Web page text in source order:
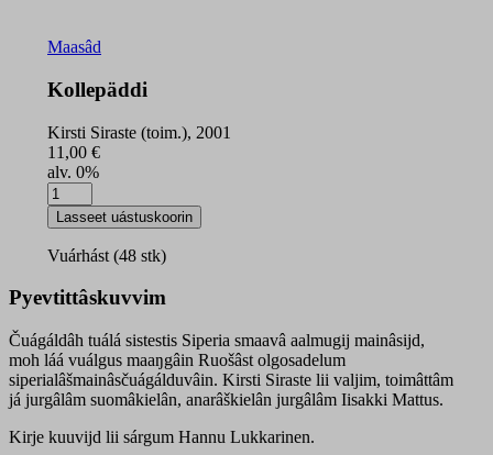
Maasâd
Kollepäddi
Kirsti Siraste (toim.), 2001
11,00 €
alv. 0%
Kollepäddi
quantity
Lasseet uástuskoorin
Vuárhást (48 stk)
Pyevtittâskuvvim
Čuágáldâh tuálá sistestis Siperia smaavâ aalmugij mainâsijd,
moh láá vuálgus maaŋgâin Ruošâst olgosadelum
siperialâšmainâsčuágálduvâin. Kirsti Siraste lii valjim, toimâttâm
já jurgâlâm suomâkielân, anarâškielân jurgâlâm Iisakki Mattus.
Kirje kuuvijd lii sárgum Hannu Lukkarinen.